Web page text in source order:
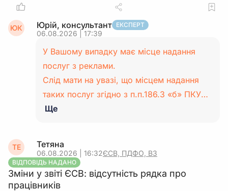
ЮК Юрій, консультант ЕКСПЕРТ
06.08.2026 | 17:39
У Вашому випадку має місце надання
послуг з реклами.
Слід мати на увазі, що місцем надання
таких послуг згідно з п.п.186.3 «б» ПКУ…
Ще
ТЕ Тетяна
06.08.2026 | 16:32ЄСВ, ПДФО, ВЗ
ВІДПОВІДЬ НАДАНО
Зміни у звіті ЄСВ: відсутність рядка про
працівників